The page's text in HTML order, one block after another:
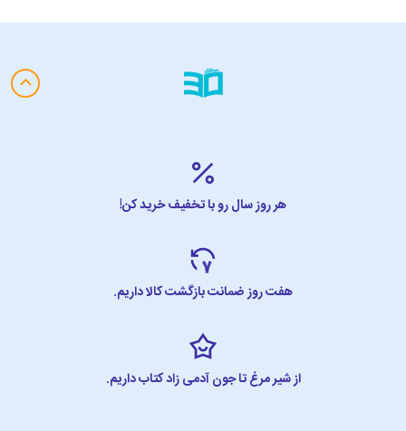
هر روز سال رو با تخفیف خرید کن!
هفت روز ضمانت بازگشت کالا داریم.
از شیر مرغ تا جون آدمی زاد کتاب داریم.